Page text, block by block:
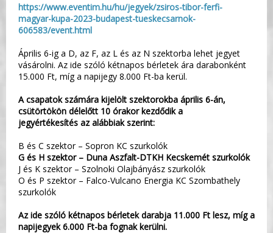
https://www.eventim.hu/hu/jegyek/zsiros-tibor-ferfi-
magyar-kupa-2023-budapest-tueskecsarnok-
606583/event.html
Április 6-ig a D, az F, az L és az N szektorba lehet jegyet
vásárolni. Az ide szóló kétnapos bérletek ára darabonként
15.000 Ft, míg a napijegy 8.000 Ft-ba kerül.
A csapatok számára kijelölt szektorokba április 6-án,
csütörtökön délelőtt 10 órakor kezdődik a
jegyértékesítés az alábbiak szerint:
B és C szektor – Sopron KC szurkolók
G és H szektor – Duna Aszfalt-DTKH Kecskemét szurkolók
J és K szektor – Szolnoki Olajbányász szurkolók
O és P szektor – Falco-Vulcano Energia KC Szombathely
szurkolók
Az ide szóló kétnapos bérletek darabja 11.000 Ft lesz, míg a
napijegyek 6.000 Ft-ba fognak kerülni.